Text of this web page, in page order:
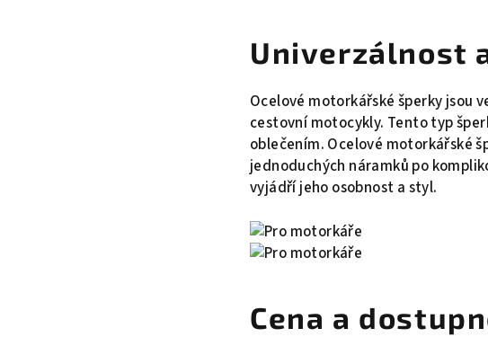
Univerzálnost
Ocelové motorkářské šperky jsou
cestovní motocykly. Tento typ
oblečením. Ocelové motorkářské
jednoduchých náramků po
vyjádří jeho osobnost a styl.
Cena a